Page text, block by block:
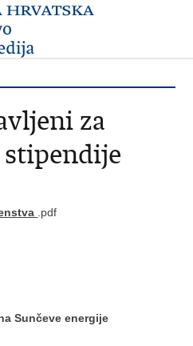
za
.pdf
Sunčeve energije